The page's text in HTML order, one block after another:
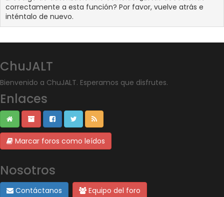
correctamente a esta función? Por favor, vuelve atrás e
inténtalo de nuevo.
ChuJALT
Bienvenido a ChuJALT. Esperamos que disfrutes.
Enlaces
Marcar foros como leídos
Nosotros
Contáctanos Equipo del foro